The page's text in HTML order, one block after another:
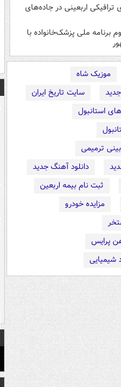
اربعینی در جاده‌های
برنامه ملی پزشک‌خانواده با
موزیک شاه
سایت تاریخ ایران
استانبول
ترمیمی
دانلود آهنگ جدید
ثبت نام بیمه اربعین
مزایده خودرو
پرایس
شیمیایی